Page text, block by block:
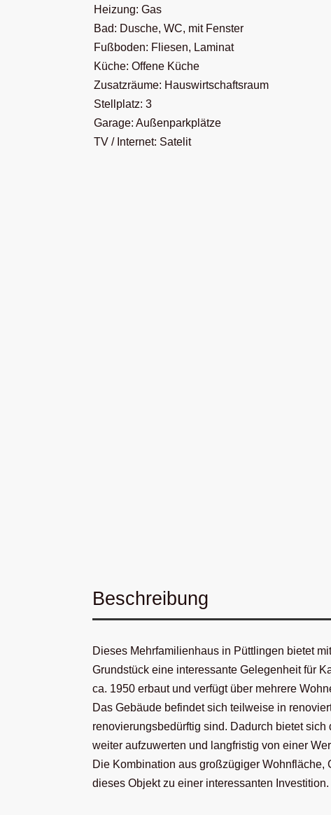
Heizung: Gas
Bad: Dusche, WC, mit Fenster
Fußboden: Fliesen, Laminat
Küche: Offene Küche
Zusatzräume: Hauswirtschaftsraum
Stellplatz: 3
Garage: Außenparkplätze
TV / Internet: Satelit
Beschreibung
Dieses Mehrfamilienhaus in Püttlingen bietet
Grundstück eine interessante Gelegenheit für
ca. 1950 erbaut und verfügt über mehrere
Das Gebäude befindet sich teilweise in
renovierungsbedürftig sind. Dadurch bietet
weiter aufzuwerten und langfristig von einer
Die Kombination aus großzügiger Wohnfläche,
dieses Objekt zu einer interessanten Investition.